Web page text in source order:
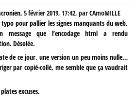
5 février 2019, 17:42,parCAmoMILLE
pour pallier les signes manquants du web,
que l’encodage html a rendu
Désolée.
de ce jour, une version un peu moins nulle…
par copié-collé, me semble que ça vaudrait
excuses,